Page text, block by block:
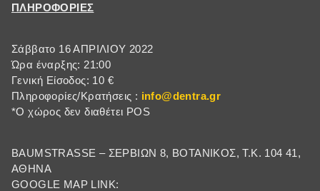
ΠΛΗΡΟΦΟΡΙΕΣ
Σάββατο 16 ΑΠΡΙΛΙΟΥ 2022
Ώρα έναρξης: 21:00
Γενική Είσοδος: 10 €
Πληροφορίες/Κρατήσεις : info@dentra.gr
*Ο χώρος δεν διαθέτει POS
BAUMSTRASSE – ΣΕΡΒΙΩΝ 8, ΒΟΤΑΝΙΚΟΣ, Τ.Κ. 104 41,
ΑΘΗΝΑ
GOOGLE MAP LINK: